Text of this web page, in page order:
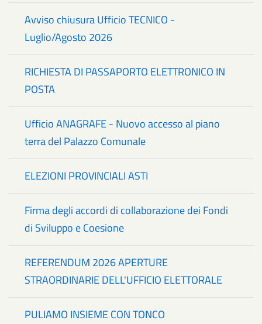
Avviso chiusura Ufficio TECNICO -
Luglio/Agosto 2026
RICHIESTA DI PASSAPORTO ELETTRONICO IN
POSTA
Ufficio ANAGRAFE - Nuovo accesso al piano
terra del Palazzo Comunale
ELEZIONI PROVINCIALI ASTI
Firma degli accordi di collaborazione dei Fondi
di Sviluppo e Coesione
REFERENDUM 2026 APERTURE
STRAORDINARIE DELL'UFFICIO ELETTORALE
PULIAMO INSIEME CON TONCO